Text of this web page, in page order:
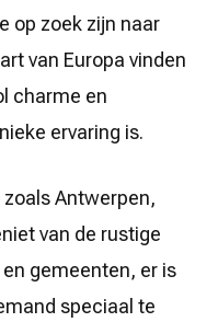
op zoek zijn naar
van Europa vinden
charme en
ervaring is.
Antwerpen,
van de rustige
gemeenten, er is
speciaal te